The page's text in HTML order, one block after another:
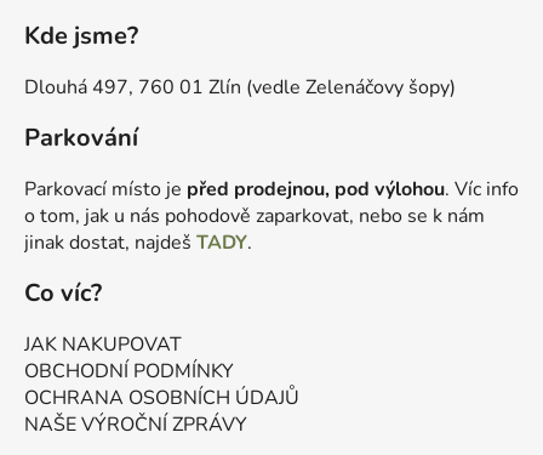
Kde jsme?
Dlouhá 497, 760 01 Zlín (vedle Zelenáčovy šopy)
Parkování
Parkovací místo je před prodejnou, pod výlohou. Víc info
o tom, jak u nás pohodově zaparkovat, nebo se k nám
jinak dostat, najdeš TADY.
Co víc?
JAK NAKUPOVAT
OBCHODNÍ PODMÍNKY
OCHRANA OSOBNÍCH ÚDAJŮ
NAŠE VÝROČNÍ ZPRÁVY